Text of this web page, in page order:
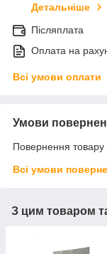
Детальніше
Післяплата
Оплата на
Всі умови оплати
Умови
Повернення товару
Всі умови
З цим товаром